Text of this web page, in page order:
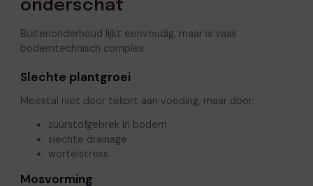
onderschat
Buitenonderhoud lijkt eenvoudig, maar is vaak
bodemtechnisch complex.
Slechte plantgroei
Meestal niet door tekort aan voeding, maar door:
zuurstofgebrek in bodem
slechte drainage
wortelstress
Mosvorming